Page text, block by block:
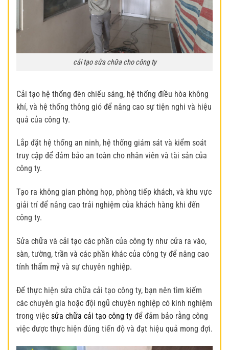
cải tạo sửa chữa cho công ty
Cải tạo hệ thống đèn chiếu sáng, hệ thống điều hòa không
khí, và hệ thống thông gió để nâng cao sự tiện nghi và hiệu
quả của công ty.
Lắp đặt hệ thống an ninh, hệ thống giám sát và kiểm soát
truy cập để đảm bảo an toàn cho nhân viên và tài sản của
công ty.
Tạo ra không gian phòng họp, phòng tiếp khách, và khu vực
giải trí để nâng cao trải nghiệm của khách hàng khi đến
công ty.
Sửa chữa và cải tạo các phần của công ty như cửa ra vào,
sàn, tường, trần và các phần khác của công ty để nâng cao
tính thẩm mỹ và sự chuyên nghiệp.
Để thực hiện sửa chữa cải tạo công ty, bạn nên tìm kiếm
các chuyên gia hoặc đội ngũ chuyên nghiệp có kinh nghiệm
trong việc sửa chữa cải tạo công ty để đảm bảo rằng công
việc được thực hiện đúng tiến độ và đạt hiệu quả mong đợi.